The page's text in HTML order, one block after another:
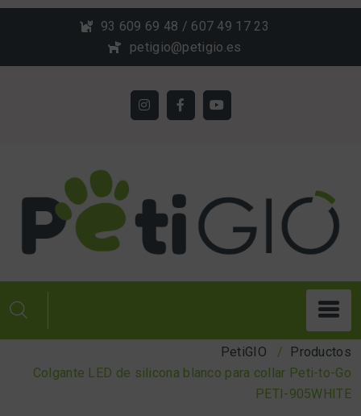
Skip
93 609 69 48 / 607 49 17 23
petigio@petigio.es
PetiGIO
Productos
Colgante LED de silicona blanco para collar Peti-to-Go
PETI-905WHITE